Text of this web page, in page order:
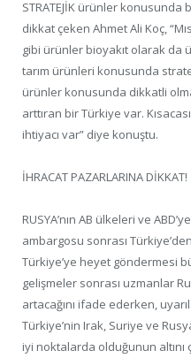
STRATEJİK ürünler konusunda
dikkat çeken Ahmet Ali Koç,
gibi ürünler bioyakıt olarak da
tarım ürünleri konusunda
ürünler konusunda dikkatli
arttıran bir Türkiye var.
ihtiyacı var” diye konuştu.
İHRACAT PAZARLARINA DİKKAT!
RUSYA’nın AB ülkeleri ve
ambargosu sonrası
Türkiye’ye heyet göndermesi
gelişmeler sonrası uzmanlar
artacağını ifade ederken,
Türkiye’nin Irak, Suriye ve
iyi noktalarda olduğunun